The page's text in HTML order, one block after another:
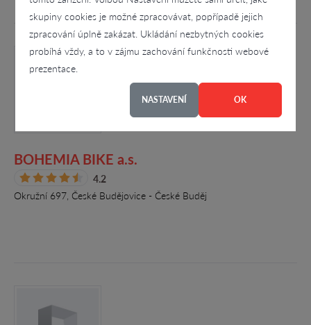
skupiny cookies je možné zpracovávat, popřípadě jejich
zpracování úplně zakázat. Ukládání nezbytných cookies
probíhá vždy, a to v zájmu zachování funkčnosti webové
prezentace.
NASTAVENÍ OK
BOHEMIA BIKE a.s.
4.2
Okružní 697, České Budějovice - České Buděj